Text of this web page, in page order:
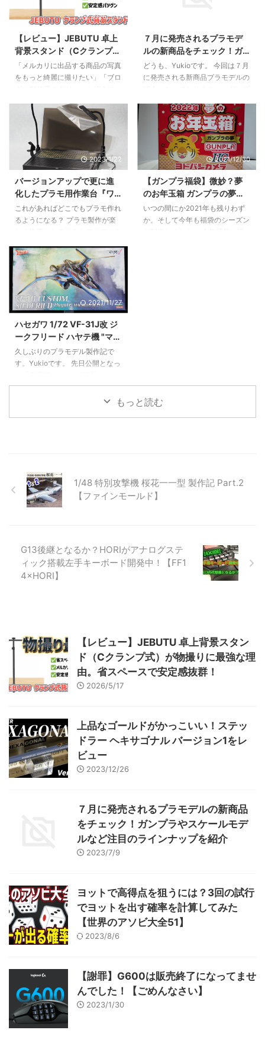
2026/5/17
【レビュー】JEBUTU 卓上
背景スタンド（Cクランプ
式）が物撮りに最強な理
由。省スペースで安定感抜
「メルカリに出品する商品の写真
をもっと綺麗に撮りたい」「ブロ
う思って背景紙を買ったものの、
「背景紙をどうやって固定する
か」で悩んでいませんか？ 一般
的な三脚タイプのスタンドは場所
を取るし、足元が邪魔。かといっ
て壁にテープで貼るのは跡が残る
し準備が面倒……。 そんな悩みを
一発で解決してくれるのが、
JEBUTUの「Cクランプ式 T字型
デスクトップ背景スタンド」で
である理由を詳しくお伝えしま ...
７月に発売されるプラモデ
ルの新商品をチェック！ガ
ンプラやスケールモデルな
ど注目のラインナップを紹
どうも、Yukioです。 今回は７月
に発売される新商品プラモデルの
ジャンルの商品が登場しますの
で、ぜひチェックしてみてくださ
いね。 バンダイ HG 1/144 ガン
ダムシュバルゼッテ 2023年7月8
日(土)発売、価格は2,090円（税
込）。『機動戦士ガンダム 水星
の魔女』より、「ガンダムシュバ
ルゼッテ」がHGシリーズに登
場。首や腰部にボールジョイント
を採用し前後傾のポージングが楽
2023/1/22
バージョンアップで更に進
化したプラモ用作業台『ワ
ークステーション Ver2.0
Pro』をレビュー【プラモ向
これがあればどこでもプラモ作れ
るようになる？ プラモ製作が楽
委員会から、これまでの「ワーク
ステーション Pro」をバージョン
アップした新型が発売されまし
た。 その名も「ワークステーシ
ョン Ver2.0 Pro」。 前作からさ
らに使い勝手を進化を遂げた新型
ワークステーション Proを詳しく
見ていきましょう！ 新型の「ワ
ークステーション Ver2.0 Pro」
価格 ￥8,200（税別） いいとこ
ニッパーホルダーが２ ...
2021/12/30
【ガンプラ福袋】微妙？夢
のお年玉箱 ガンプラの夢の
中身はどうだ【ヨドバシ福
袋2022】
いつの間にか2021年も残りわず
か。そして今年も福袋のシーズン
月28日に東京から発送され、福
岡に30日に配達 ...
2021/11/27
ハセガワ 1/72 VF-31J改 ジ
ークフリード ハヤテ機 "マク
ロスΔ" 製作記 #1【キットレ
ビュー＆仮組】
久しぶりのプラモデル製作記で
す。Yukioです。 先日公開となっ
Live!!!!!!」そして「劇場短編マク
ロスF～時の迷宮～」を鑑賞しマ
クロス熱が高まったこと、ハセガ
じみのキットレビューとして、ま
ずはランナーからチェックしてい
きます。 ▲全ランナーとデカー
もっと読む
1/48 特別攻撃機 桜花一一型 製作記 Part.2
【ファインモールド】
G13後継となるか？HORIがアナログステ
ィック搭載左手キーボード開発中！【FF1
4×HORI】
【レビュー】JEBUTU 卓上背景スタン
ド（Cクランプ式）が物撮りに最強な理
由。省スペースで安定感抜群！
2026/5/17
上品なゴールドがかっこいい！ステッ
ドラー ヘキサゴナル バージョン1をレ
ビュー
2023/12/26
７月に発売されるプラモデルの新商品
をチェック！ガンプラやスケールモデ
ルなど注目のラインナップを紹介
2023/7/9
ヨットで高得点を狙うには？3回の試行
でヨットを出す確率を計算してみた
【世界のアソビ大全51】
2023/8/6
【謝罪】G600は販売終了になってませ
んでした！【ごめんなさい】
2023/1/30